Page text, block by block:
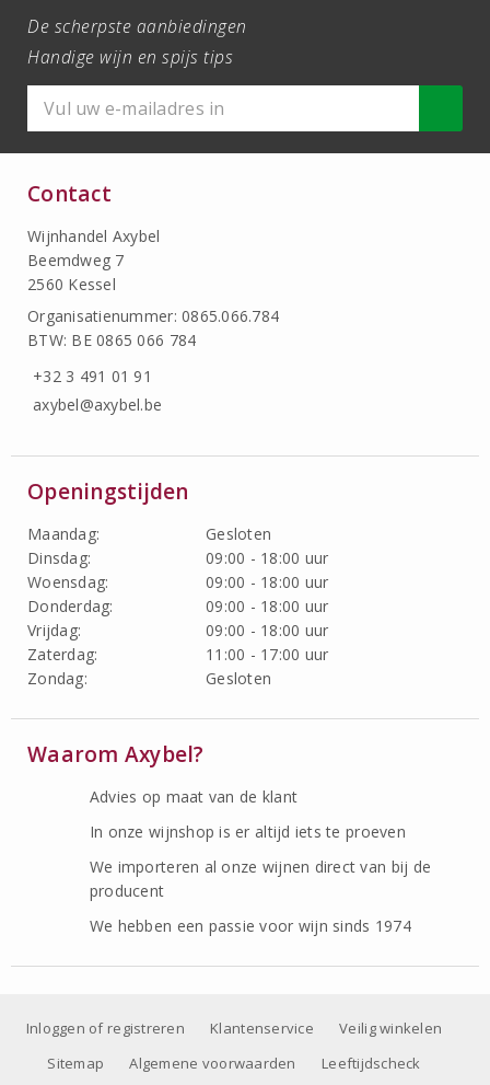
De scherpste aanbiedingen
Handige wijn en spijs tips
Contact
Wijnhandel Axybel
Beemdweg 7
2560 Kessel
Organisatienummer: 0865.066.784
BTW: BE 0865 066 784
+32 3 491 01 91
axybel@axybel.be
Openingstijden
Maandag:
Gesloten
Dinsdag:
09:00 - 18:00 uur
Woensdag:
09:00 - 18:00 uur
Donderdag:
09:00 - 18:00 uur
Vrijdag:
09:00 - 18:00 uur
Zaterdag:
11:00 - 17:00 uur
Zondag:
Gesloten
Waarom Axybel?
Advies op maat van de klant
In onze wijnshop is er altijd iets te proeven
We importeren al onze wijnen direct van bij de
producent
We hebben een passie voor wijn sinds 1974
Inloggen of registreren Klantenservice
Veilig winkelen
Sitemap
Algemene voorwaarden Leeftijdscheck